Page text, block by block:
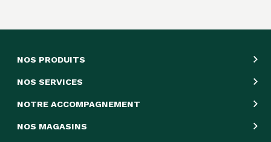
NOS PRODUITS
NOS SERVICES
NOTRE ACCOMPAGNEMENT
NOS MAGASINS